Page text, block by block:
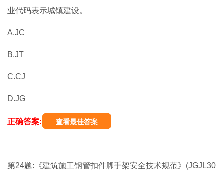
业代码表示城镇建设。
A.JC
B.JT
C.CJ
D.JG
正确答案: 查看最佳答案
第24题:《建筑施工钢管扣件脚手架安全技术规范》(JGJL30